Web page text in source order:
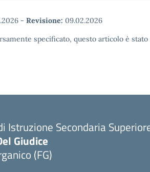
- Revisione: 09.02.2026
specificato, questo articolo è
Istruzione Secondaria
Giudice
(FG)